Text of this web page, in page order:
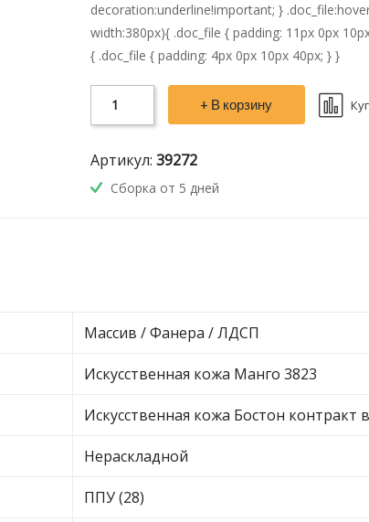
decoration:underline!important; }
width:380px){ .doc_file { padding: 11px 0px
{ .doc_file { padding: 4px 0px 10px 40px; } }
+ В корзину
Артикул: 39272
Сборка от 5 дней
Массив / Фанера / ЛДСП
Искусственная кожа Манго 3823
Искусственная кожа Бостон контракт
Нераскладной
ППУ (28)